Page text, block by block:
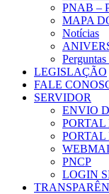
PNAB –
MAPA
Notícias
LEGISLAÇÃO
FALE
SERVIDOR
ENVIO
PORTAL
PNCP
LOGIN